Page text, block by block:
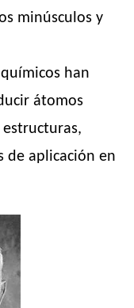
minúsculos y
han
átomos
de aplicación en